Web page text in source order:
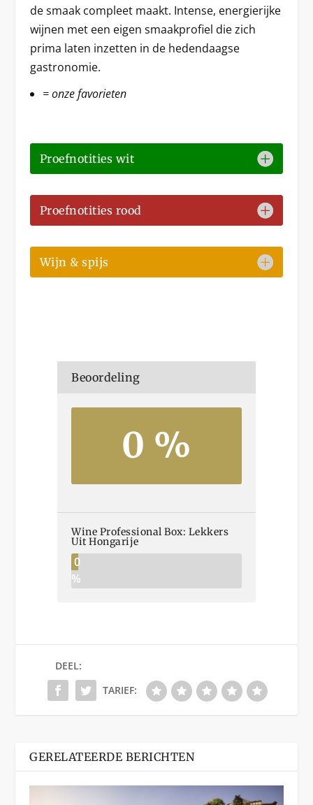
de smaak compleet maakt. Intense, energierijke
wijnen met een eigen smaakprofiel die zich
prima laten inzetten in de hedendaagse
gastronomie.
= onze favorieten
Proefnotities wit
Proefnotities rood
Wijn & spijs
Beoordeling
0 %
Wine Professional Box: Lekkers
Uit Hongarije
0
%
DEEL:
TARIEF:
GERELATEERDE BERICHTEN